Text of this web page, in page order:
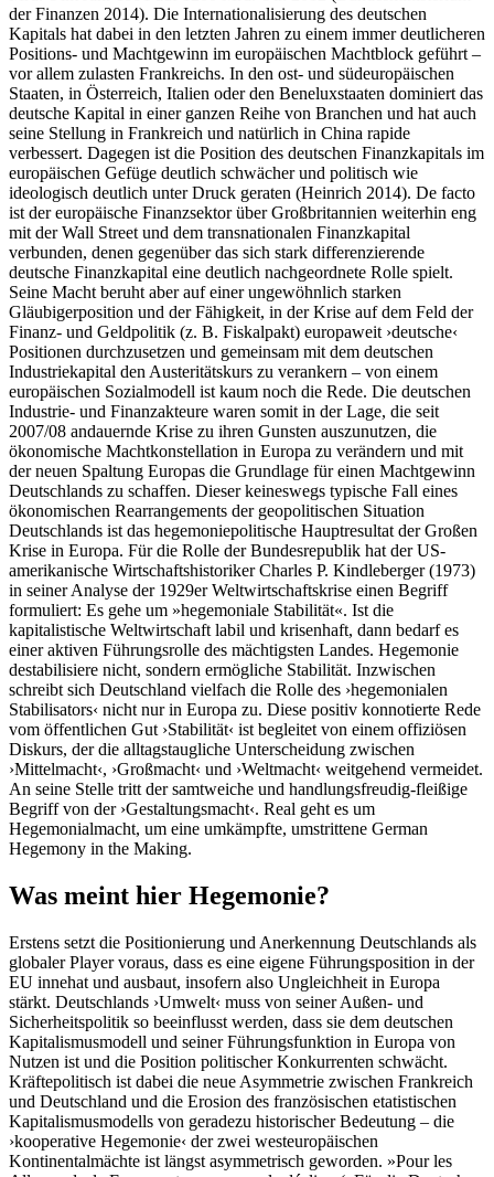
der Finanzen 2014). Die Internationalisierung des deutschen
Kapitals hat dabei in den letzten Jahren zu einem immer deutlicheren
Positions- und Machtgewinn im europäischen Machtblock geführt –
vor allem zulasten Frankreichs. In den ost- und südeuropäischen
Staaten, in Österreich, Italien oder den Beneluxstaaten dominiert das
deutsche Kapital in einer ganzen Reihe von Branchen und hat auch
seine Stellung in Frankreich und natürlich in China rapide
verbessert. Dagegen ist die Position des deutschen Finanzkapitals im
europäischen Gefüge deutlich schwächer und politisch wie
ideologisch deutlich unter Druck geraten (Heinrich 2014). De facto
ist der europäische Finanzsektor über Großbritannien weiterhin eng
mit der Wall Street und dem transnationalen Finanzkapital
verbunden, denen gegenüber das sich stark differenzierende
deutsche Finanzkapital eine deutlich nachgeordnete Rolle spielt.
Seine Macht beruht aber auf einer ungewöhnlich starken
Gläubigerposition und der Fähigkeit, in der Krise auf dem Feld der
Finanz- und Geldpolitik (z. B. Fiskalpakt) europaweit ›deutsche‹
Positionen durchzusetzen und gemeinsam mit dem deutschen
Industriekapital den Austeritätskurs zu verankern – von einem
europäischen Sozialmodell ist kaum noch die Rede. Die deutschen
Industrie- und Finanzakteure waren somit in der Lage, die seit
2007/08 andauernde Krise zu ihren Gunsten auszunutzen, die
ökonomische Machtkonstellation in Europa zu verändern und mit
der neuen Spaltung Europas die Grundlage für einen Machtgewinn
Deutschlands zu schaffen. Dieser keineswegs typische Fall eines
ökonomischen Rearrangements der geopolitischen Situation
Deutschlands ist das hegemoniepolitische Hauptresultat der Großen
Krise in Europa. Für die Rolle der Bundesrepublik hat der US-
amerikanische Wirtschaftshistoriker Charles P. Kindleberger (1973)
in seiner Analyse der 1929er Weltwirtschaftskrise einen Begriff
formuliert: Es gehe um »hegemoniale Stabilität«. Ist die
kapitalistische Weltwirtschaft labil und krisenhaft, dann bedarf es
einer aktiven Führungsrolle des mächtigsten Landes. Hegemonie
destabilisiere nicht, sondern ermögliche Stabilität. Inzwischen
schreibt sich Deutschland vielfach die Rolle des ›hegemonialen
Stabilisators‹ nicht nur in Europa zu. Diese positiv konnotierte Rede
vom öffentlichen Gut ›Stabilität‹ ist begleitet von einem offiziösen
Diskurs, der die alltagstaugliche Unterscheidung zwischen
›Mittelmacht‹, ›Großmacht‹ und ›Weltmacht‹ weitgehend vermeidet.
An seine Stelle tritt der samtweiche und handlungsfreudig-fleißige
Begriff von der ›Gestaltungsmacht‹. Real geht es um
Hegemonialmacht, um eine umkämpfte, umstrittene German
Hegemony in the Making.
Was meint hier Hegemonie?
Erstens setzt die Positionierung und Anerkennung Deutschlands als
globaler Player voraus, dass es eine eigene Führungsposition in der
EU innehat und ausbaut, insofern also Ungleichheit in Europa
stärkt. Deutschlands ›Umwelt‹ muss von seiner Außen- und
Sicherheitspolitik so beeinflusst werden, dass sie dem deutschen
Kapitalismusmodell und seiner Führungsfunktion in Europa von
Nutzen ist und die Position politischer Konkurrenten schwächt.
Kräftepolitisch ist dabei die neue Asymmetrie zwischen Frankreich
und Deutschland und die Erosion des französischen etatistischen
Kapitalismusmodells von geradezu historischer Bedeutung – die
›kooperative Hegemonie‹ der zwei westeuropäischen
Kontinentalmächte ist längst asymmetrisch geworden. »Pour les